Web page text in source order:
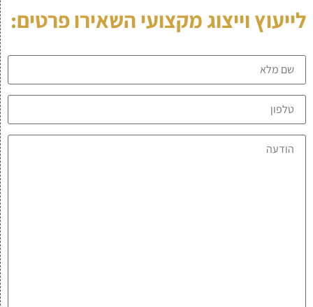
לייעוץ וייצוג מקצועי השאירו פרטים: